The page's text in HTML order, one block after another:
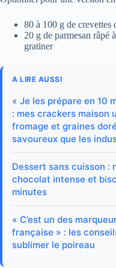
80 à 100 g de crevettes
20 g de parmesan râpé
gratiner
A LIRE AUSSI
« Je les prépare en 10
: mes crackers maison
fromage et graines
savoureux que les
Dessert sans cuisson :
chocolat intense et
minutes
« C’est un des
française » : les
sublimer le poireau